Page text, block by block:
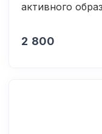
активного
2 800